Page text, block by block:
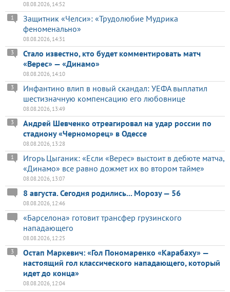
08.08.2026, 14:52
Защитник «Челси»: «Трудолюбие Мудрика
феноменально»
1
08.08.2026, 14:31
Стало известно, кто будет комментировать матч
«Верес» — «Динамо»
3
08.08.2026, 14:10
Инфантино влип в новый скандал: УЕФА выплатил
шестизначную компенсацию его любовнице
3
08.08.2026, 13:49
Андрей Шевченко отреагировал на удар россии по
стадиону «Черноморец» в Одессе
3
08.08.2026, 13:28
Игорь Цыганик: «Если «Верес» выстоит в дебюте матча,
«Динамо» все равно дожмет их во втором тайме»
1
08.08.2026, 13:07
8 августа. Сегодня родились... Морозу — 56
08.08.2026, 12:46
«Барселона» готовит трансфер грузинского
нападающего
08.08.2026, 12:25
Остап Маркевич: «Гол Пономаренко «Карабаху» —
настоящий гол классического нападающего, который
идет до конца»
3
08.08.2026, 12:04